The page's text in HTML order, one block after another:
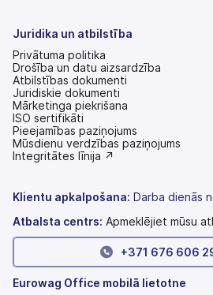
Juridika un atbilstība
Privātuma politika
Drošība un datu aizsardzība
Atbilstības dokumenti
Juridiskie dokumenti
Mārketinga piekrišana
ISO sertifikāti
Pieejamības paziņojums
(tiek
atvērts
Mūsdienu verdzības paziņojums
(tiek
cilnē)
Integritātes līnija ↗
Klientu apkalpošana: Darba dienās
Atbalsta centrs: Apmeklējiet mūsu
+371 676 606
Eurowag Office mobilā lietotne